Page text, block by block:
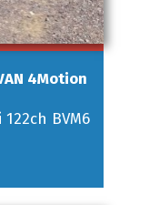
4Motion
122ch BVM6